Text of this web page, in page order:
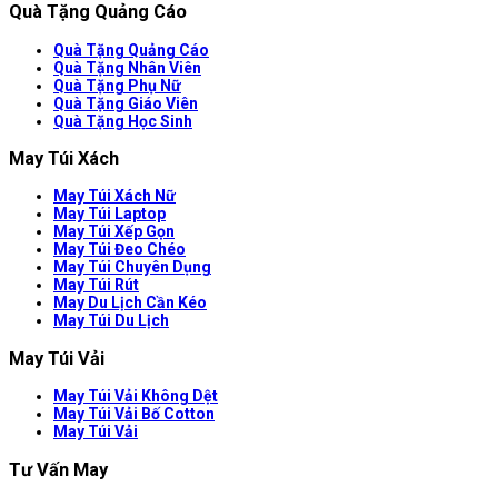
Quà Tặng Quảng Cáo
Quà Tặng Quảng Cáo
Quà Tặng Nhân Viên
Quà Tặng Phụ Nữ
Quà Tặng Giáo Viên
Quà Tặng Học Sinh
May Túi Xách
May Túi Xách Nữ
May Túi Laptop
May Túi Xếp Gọn
May Túi Đeo Chéo
May Túi Chuyên Dụng
May Túi Rút
May Du Lịch Cần Kéo
May Túi Du Lịch
May Túi Vải
May Túi Vải Không Dệt
May Túi Vải Bố Cotton
May Túi Vải
Tư Vấn May